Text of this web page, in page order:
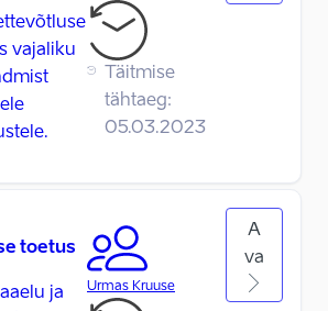
vajaliku
Täitmise
tähtaeg:
05.03.2023
toetus
ja
Urmas Kruuse
A
va